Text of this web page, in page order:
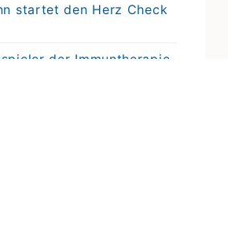
startet den Herz Check
der Immuntherapie